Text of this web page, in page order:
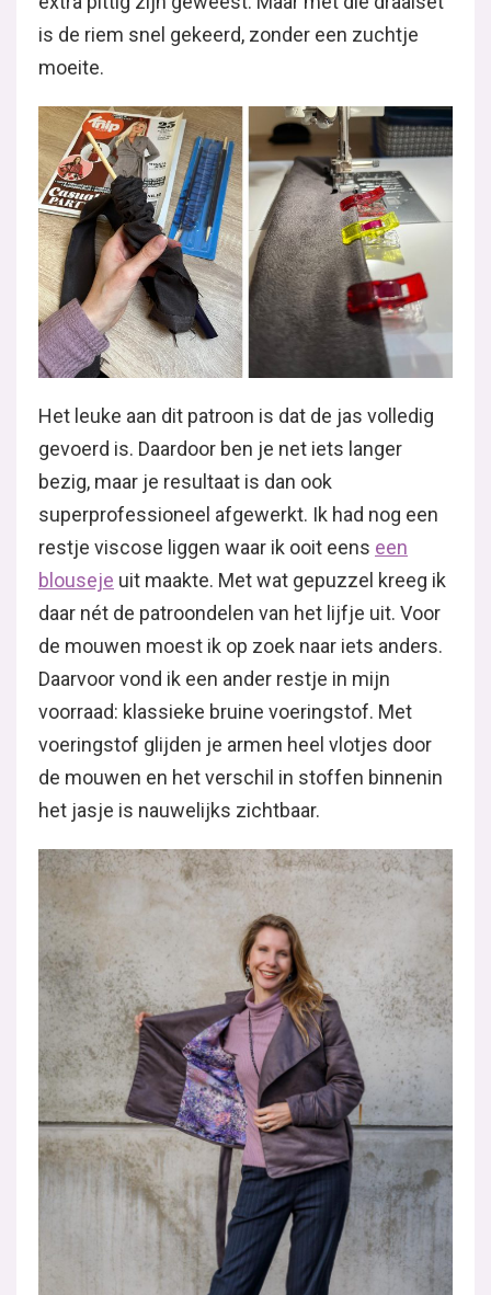
is de riem snel gekeerd, zonder een zuchtje
moeite.
Het leuke aan dit patroon is dat de jas volledig
gevoerd is. Daardoor ben je net iets langer
bezig, maar je resultaat is dan ook
superprofessioneel afgewerkt. Ik had nog een
restje viscose liggen waar ik ooit eens een
blouseje uit maakte. Met wat gepuzzel kreeg ik
daar nét de patroondelen van het lijfje uit. Voor
de mouwen moest ik op zoek naar iets anders.
Daarvoor vond ik een ander restje in mijn
voorraad: klassieke bruine voeringstof. Met
voeringstof glijden je armen heel vlotjes door
de mouwen en het verschil in stoffen binnenin
het jasje is nauwelijks zichtbaar.